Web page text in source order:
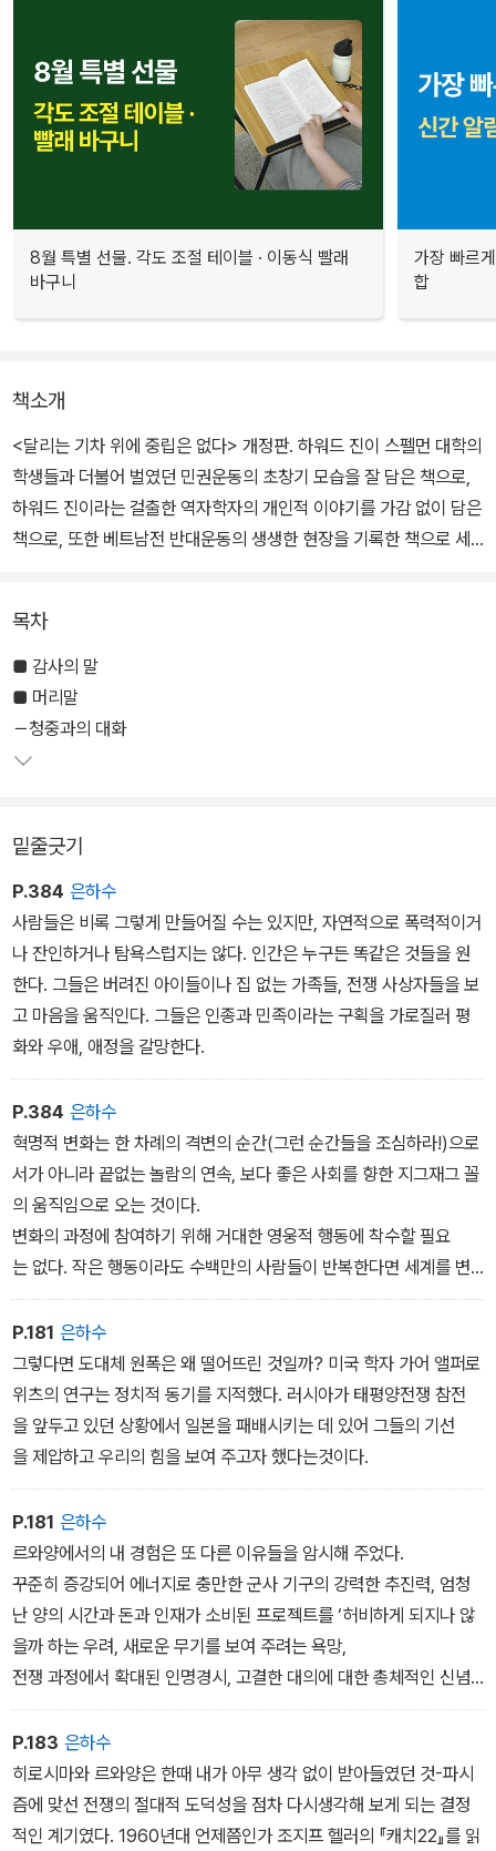
8월 특별 선물. 각도 조절 테이블 · 이동식 빨래
바구니
가장 빠르
합
책소개
<달리는 기차 위에 중립은 없다> 개정판. 하워드 진이 스펠먼 대학의
학생들과 더불어 벌였던 민권운동의 초창기 모습을 잘 담은 책으로,
하워드 진이라는 걸출한 역자학자의 개인적 이야기를 가감 없이 담은
책으로, 또한 베트남전 반대운동의 생생한 현장을 기록한 책으로 세
남북전쟁이 끝난 뒤에도 사람들의 일상에 오래도록 남아 있었던 흑백
분리의 잔재들과 온몸으로 싸워 나갔던 평범한 이들의 용감한 일화들
이 담겨 있다. 역사책에는 실리지 않은 이야기들이고, 흔히 '작은 행
동'이라 일컬어지는 사례들로 가득하다. 그런 시절의 이야기를 담담
히 서술하며, 하워드 진은 이 작은 행동들이 모여서 역사의 큰 줄기를
목차
■ 감사의 말
■ 머리말
－청중과의 대화
밑줄긋기
P.384 은하수
사람들은 비록 그렇게 만들어질 수는 있지만, 자연적으로 폭력적이거
나 잔인하거나 탐욕스럽지는 않다. 인간은 누구든 똑같은 것들을 원
한다. 그들은 버려진 아이들이나 집 없는 가족들, 전쟁 사상자들을 보
고 마음을 움직인다. 그들은 인종과 민족이라는 구획을 가로질러 평
화와 우애, 애정을 갈망한다.
P.384 은하수
혁명적 변화는 한 차례의 격변의 순간(그런 순간들을 조심하라!)으로
서가 아니라 끝없는 놀람의 연속, 보다 좋은 사회를 향한 지그재그 꼴
의 움직임으로 오는 것이다.
변화의 과정에 참여하기 위해 거대한 영웅적 행동에 착수할 필요
는 없다. 작은 행동이라도 수백만의 사람들이 반복한다면 세계를 변
화시킬 수 있다.
P.181 은하수
그렇다면 도대체 원폭은 왜 떨어뜨린 것일까? 미국 학자 가어 앨퍼로
위츠의 연구는 정치적 동기를 지적했다. 러시아가 태평양전쟁 참전
을 앞두고 있던 상황에서 일본을 패배시키는 데 있어 그들의 기선
을 제압하고 우리의 힘을 보여 주고자 했다는것이다.
P.181 은하수
르와양에서의 내 경험은 또 다른 이유들을 암시해 주었다.
꾸준히 증강되어 에너지로 충만한 군사 기구의 강력한 추진력, 엄청
난 양의 시간과 돈과 인재가 소비된 프로젝트를 ‘허비하게 되지나 않
을까 하는 우려, 새로운 무기를 보여 주려는 욕망,
전쟁 과정에서 확대된 인명경시, 고결한 대의에 대한 총체적인 신념
을 갖고 전쟁에 착수한 이상 아무리 끔찍한 수단이라도 받아들일 태
세가 되어 있던 태도 등등.
P.183 은하수
히로시마와 르와양은 한때 내가 아무 생각 없이 받아들였던 것-파시
즘에 맞선 전쟁의 절대적 도덕성을 점차 다시생각해 보게 되는 결정
적인 계기였다. 1960년대 언제쯤인가 조지프 헬러의 『캐치22』를 읽